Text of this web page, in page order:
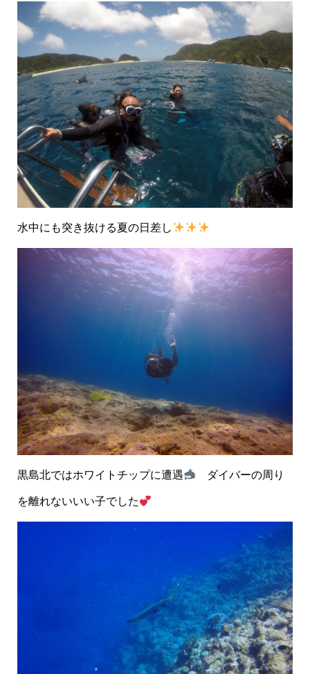
水中にも突き抜ける夏の日差し
黒島北ではホワイトチップに遭遇 ダイバーの周り
を離れないいい子でした